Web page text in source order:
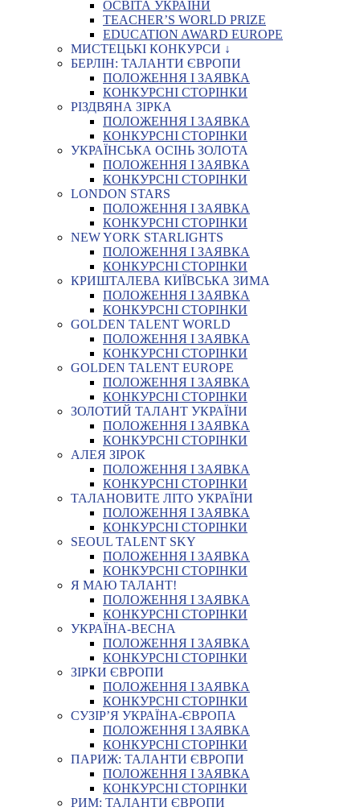
ОСВІТА УКРАЇНИ
TEACHER’S WORLD PRIZE
EDUCATION AWARD EUROPE
МИСТЕЦЬКІ КОНКУРСИ ↓
БЕРЛІН: ТАЛАНТИ ЄВРОПИ
ПОЛОЖЕННЯ І ЗАЯВКА
КОНКУРСНІ СТОРІНКИ
РІЗДВЯНА ЗІРКА
ПОЛОЖЕННЯ І ЗАЯВКА
КОНКУРСНІ СТОРІНКИ
УКРАЇНСЬКА ОСІНЬ ЗОЛОТА
ПОЛОЖЕННЯ І ЗАЯВКА
КОНКУРСНІ СТОРІНКИ
LONDON STARS
ПОЛОЖЕННЯ І ЗАЯВКА
КОНКУРСНІ СТОРІНКИ
NEW YORK STARLIGHTS
ПОЛОЖЕННЯ І ЗАЯВКА
КОНКУРСНІ СТОРІНКИ
КРИШТАЛЕВА КИЇВСЬКА ЗИМА
ПОЛОЖЕННЯ І ЗАЯВКА
КОНКУРСНІ СТОРІНКИ
GOLDEN TALENT WORLD
ПОЛОЖЕННЯ І ЗАЯВКА
КОНКУРСНІ СТОРІНКИ
GOLDEN TALENT EUROPE
ПОЛОЖЕННЯ І ЗАЯВКА
КОНКУРСНІ СТОРІНКИ
ЗОЛОТИЙ ТАЛАНТ УКРАЇНИ
ПОЛОЖЕННЯ І ЗАЯВКА
КОНКУРСНІ СТОРІНКИ
АЛЕЯ ЗІРОК
ПОЛОЖЕННЯ І ЗАЯВКА
КОНКУРСНІ СТОРІНКИ
ТАЛАНОВИТЕ ЛІТО УКРАЇНИ
ПОЛОЖЕННЯ І ЗАЯВКА
КОНКУРСНІ СТОРІНКИ
SEOUL TALENT SKY
ПОЛОЖЕННЯ І ЗАЯВКА
КОНКУРСНІ СТОРІНКИ
Я МАЮ ТАЛАНТ!
ПОЛОЖЕННЯ І ЗАЯВКА
КОНКУРСНІ СТОРІНКИ
УКРАЇНА-ВЕСНА
ПОЛОЖЕННЯ І ЗАЯВКА
КОНКУРСНІ СТОРІНКИ
ЗІРКИ ЄВРОПИ
ПОЛОЖЕННЯ І ЗАЯВКА
КОНКУРСНІ СТОРІНКИ
СУЗІР’Я УКРАЇНА-ЄВРОПА
ПОЛОЖЕННЯ І ЗАЯВКА
КОНКУРСНІ СТОРІНКИ
ПАРИЖ: ТАЛАНТИ ЄВРОПИ
ПОЛОЖЕННЯ І ЗАЯВКА
КОНКУРСНІ СТОРІНКИ
РИМ: ТАЛАНТИ ЄВРОПИ